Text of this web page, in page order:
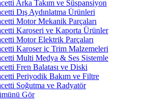
Arka Takım ve Süspansiyon
Dış Aydınlatma Ürünleri
Motor Mekanik Parçaları
Karoseri ve Kaporta Ürünler
Motor Elektrik Parçaları
Karoser iç Trim Malzemeleri
Multi Medya & Ses Sistemle
Fren Balatası ve Diski
Periyodik Bakım ve Filtre
Soğutma ve Radyatör
Gör